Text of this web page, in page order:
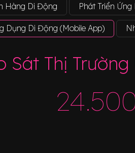
Hàng Di Động Phát Triển
Dụng Di Động (Mobile App)
Sát Thị